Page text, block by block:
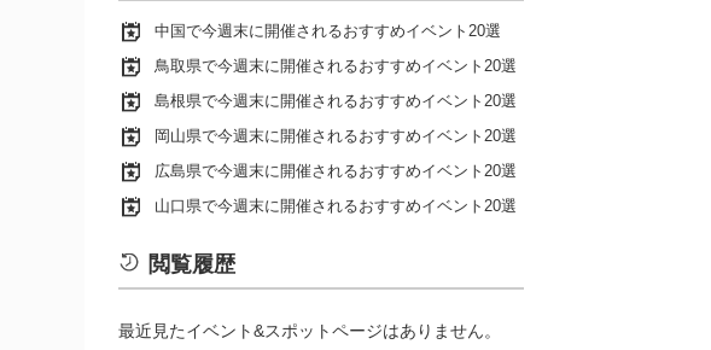
中国で今週末に開催されるおすすめイベント20選
鳥取県で今週末に開催されるおすすめイベント20選
島根県で今週末に開催されるおすすめイベント20選
岡山県で今週末に開催されるおすすめイベント20選
広島県で今週末に開催されるおすすめイベント20選
山口県で今週末に開催されるおすすめイベント20選
閲覧履歴
最近見たイベント&スポットページはありません。